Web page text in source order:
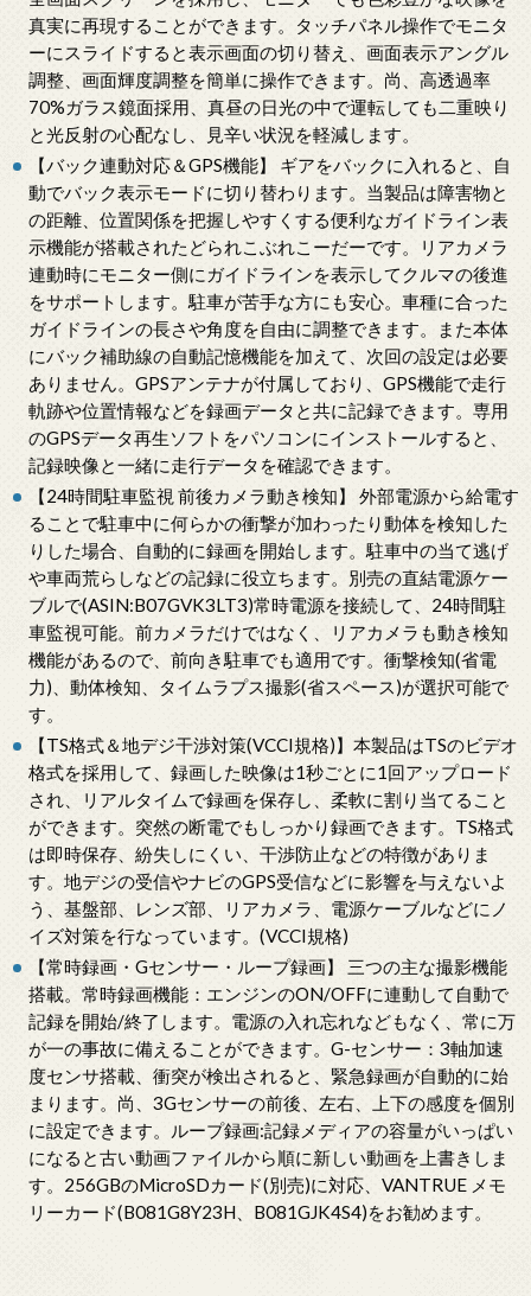
真実に再現することができます。タッチパネル操作でモニタ
ーにスライドすると表示画面の切り替え、画面表示アングル
調整、画面輝度調整を簡単に操作できます。尚、高透過率
70%ガラス鏡面採用、真昼の日光の中で運転しても二重映り
と光反射の心配なし、見辛い状況を軽減します。
【バック連動対応＆GPS機能】 ギアをバックに入れると、自
動でバック表示モードに切り替わります。当製品は障害物と
の距離、位置関係を把握しやすくする便利なガイドライン表
示機能が搭載されたどられこぶれこーだーです。リアカメラ
連動時にモニター側にガイドラインを表示してクルマの後進
をサポートします。駐車が苦手な方にも安心。車種に合った
ガイドラインの長さや角度を自由に調整できます。また本体
にバック補助線の自動記憶機能を加えて、次回の設定は必要
ありません。GPSアンテナが付属しており、GPS機能で走行
軌跡や位置情報などを録画データと共に記録できます。専用
のGPSデータ再生ソフトをパソコンにインストールすると、
記録映像と一緒に走行データを確認できます。
【24時間駐車監視 前後カメラ動き検知】 外部電源から給電す
ることで駐車中に何らかの衝撃が加わったり動体を検知した
りした場合、自動的に録画を開始します。駐車中の当て逃げ
や車両荒らしなどの記録に役立ちます。別売の直結電源ケー
ブルで(ASIN:B07GVK3LT3)常時電源を接続して、24時間駐
車監視可能。前カメラだけではなく、リアカメラも動き検知
機能があるので、前向き駐車でも適用です。衝撃検知(省電
力)、動体検知、タイムラプス撮影(省スペース)が選択可能で
す。
【TS格式＆地デジ干渉対策(VCCI規格)】本製品はTSのビデオ
格式を採用して、録画した映像は1秒ごとに1回アップロード
され、リアルタイムで録画を保存し、柔軟に割り当てること
ができます。突然の断電でもしっかり録画できます。TS格式
は即時保存、紛失しにくい、干渉防止などの特徴がありま
す。地デジの受信やナビのGPS受信などに影響を与えないよ
う、基盤部、レンズ部、リアカメラ、電源ケーブルなどにノ
イズ対策を行なっています。(VCCI規格)
【常時録画・Gセンサー・ループ録画】 三つの主な撮影機能
搭載。常時録画機能：エンジンのON/OFFに連動して自動で
記録を開始/終了します。電源の入れ忘れなどもなく、常に万
が一の事故に備えることができます。G-センサー：3軸加速
度センサ搭載、衝突が検出されると、緊急録画が自動的に始
まります。尚、3Gセンサーの前後、左右、上下の感度を個別
に設定できます。ループ録画:記録メディアの容量がいっぱい
になると古い動画ファイルから順に新しい動画を上書きしま
す。256GBのMicroSDカード(別売)に対応、VANTRUE メモ
リーカード(B081G8Y23H、B081GJK4S4)をお勧めます。